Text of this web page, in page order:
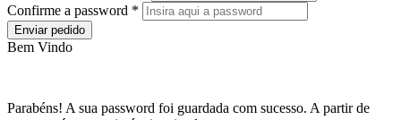
Confirme a password *
Enviar pedido
Bem Vindo
Parabéns! A sua password foi guardada com sucesso. A partir de